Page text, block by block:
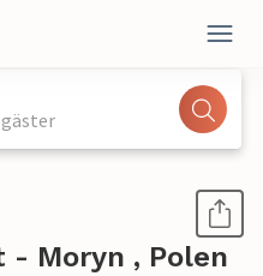
- Moryn , Polen